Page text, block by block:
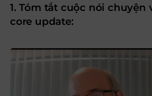
1. Tóm tắt cuộc nói chuyện
core update: